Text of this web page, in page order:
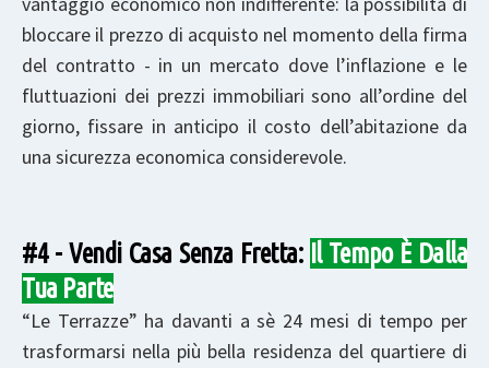
bloccare il prezzo di acquisto nel momento della firma
del contratto - in un mercato dove l’inflazione e le
fluttuazioni dei prezzi immobiliari sono all’ordine del
giorno, fissare in anticipo il costo dell’abitazione da
una sicurezza economica considerevole.
#4 - Vendi Casa Senza Fretta: Il Tempo È Dalla
Tua Parte
“Le Terrazze” ha davanti a sè 24 mesi di tempo per
trasformarsi nella più bella residenza del quartiere di